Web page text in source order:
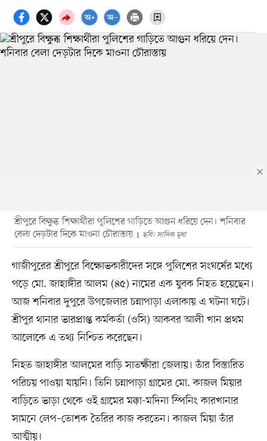
শ্রীপুরে বিক্ষুব্ধ শিক্ষার্থীরা পুলিশের গাড়িতে আগুন ধরিয়ে দেন। শনিবার
বেলা দেড়টার দিকে মাওনা চৌরাস্তায়
ছবি: সাদিক মৃধা
গাজীপুরের শ্রীপুরে বিক্ষোভকারীদের সঙ্গে পুলিশের সংঘর্ষের মধ্যে
পড়ে মো. জাহাঙ্গীর আলম (৪৫) নামের এক যুবক নিহত হয়েছেন।
আজ শনিবার দুপুরে উপজেলার চন্নাপাড়া এলাকায় এ ঘটনা ঘটে।
শ্রীপুর থানার ভারপ্রাপ্ত কর্মকর্তা (ওসি) আকবর আলী খান প্রথম
আলোকে এ তথ্য নিশ্চিত করেছেন।
নিহত জাহাঙ্গীর আলমের বাড়ি সাতক্ষীরা জেলায়। তাঁর বিস্তারিত
পরিচয় পাওয়া যায়নি। তিনি চন্নাপাড়া গ্রামের মো. কাজল মিয়ার
বাড়িতে ভাড়া থেকে ওই গ্রামের মক্কা-মদিনা স্পিনিং কারখানার
সামনে লেপ–তোশক তৈরির কাজ করতেন। কাজল মিয়া তাঁর
আত্মীয়।